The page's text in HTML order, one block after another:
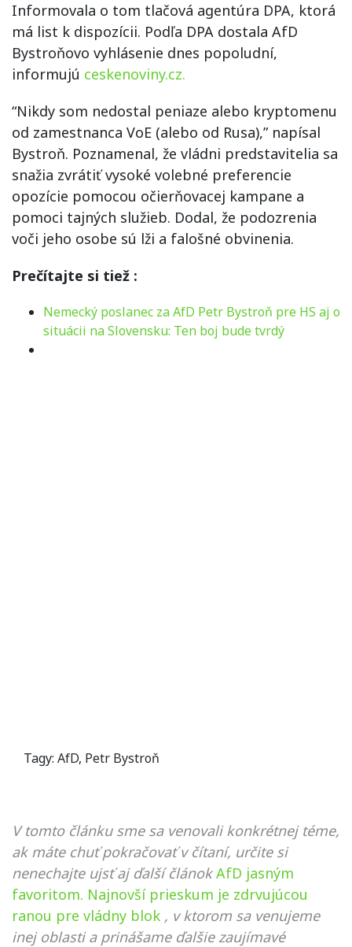
Informovala o tom tlačová agentúra DPA, ktorá
má list k dispozícii. Podľa DPA dostala AfD
Bystroňovo vyhlásenie dnes popoludní,
informujú ceskenoviny.cz.
“Nikdy som nedostal peniaze alebo kryptomenu
od zamestnanca VoE (alebo od Rusa),” napísal
Bystroň. Poznamenal, že vládni predstavitelia sa
snažia zvrátiť vysoké volebné preferencie
opozície pomocou očierňovacej kampane a
pomoci tajných služieb. Dodal, že podozrenia
voči jeho osobe sú lži a falošné obvinenia.
Prečítajte si tiež :
Nemecký poslanec za AfD Petr Bystroň pre HS aj o
situácii na Slovensku: Ten boj bude tvrdý
Tagy: AfD, Petr Bystroň
V tomto článku sme sa venovali konkrétnej téme,
ak máte chuť pokračovať v čítaní, určite si
nenechajte ujsť aj ďalší článok AfD jasným
favoritom. Najnovší prieskum je zdrvujúcou
ranou pre vládny blok , v ktorom sa venujeme
inej oblasti a prinášame ďalšie zaujímavé